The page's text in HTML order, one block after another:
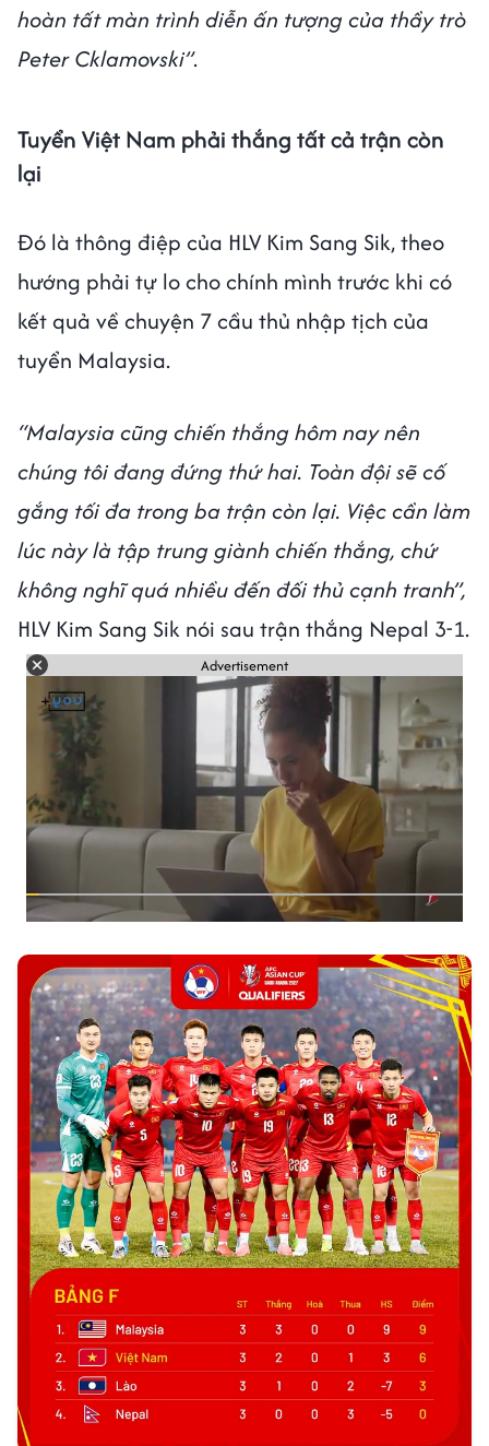
hoàn tất màn trình diễn ấn tượng của thầy trò
Peter Cklamovski”.
Tuyển Việt Nam phải thắng tất cả trận còn
lại
Đó là thông điệp của HLV Kim Sang Sik, theo
hướng phải tự lo cho chính mình trước khi có
kết quả về chuyện 7 cầu thủ nhập tịch của
tuyển Malaysia.
“Malaysia cũng chiến thắng hôm nay nên
chúng tôi đang đứng thứ hai. Toàn đội sẽ cố
gắng tối đa trong ba trận còn lại. Việc cần làm
lúc này là tập trung giành chiến thắng, chứ
không nghĩ quá nhiều đến đối thủ cạnh tranh”,
HLV Kim Sang Sik nói sau trận thắng Nepal 3-1.
Advertisement